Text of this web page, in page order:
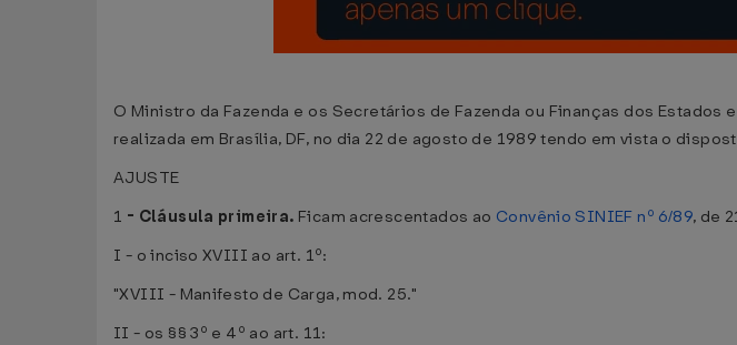
O Ministro da Fazenda e os Secretários de Fazenda ou Finanças dos
realizada em Brasília, DF, no dia 22 de agosto de 1989 tendo em vista o
AJUSTE
1 - Cláusula primeira. Ficam acrescentados ao Convênio SINIEF nº 6/89, de
I - o inciso XVIII ao art. 1º:
"XVIII - Manifesto de Carga, mod. 25."
II - os §§ 3º e 4º ao art. 11: